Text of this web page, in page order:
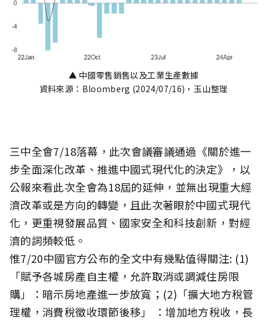
▲ 中國零售銷售以及工業生產數據
資料來源：Bloomberg (2024/07/16)，玉山整理
三中全會7/18落幕，此次會議審議通過《關於進一
步全面深化改革、推進中國式現代化的決定》，以
公報來看此次全會為18屆的延伸，並無出現重大經
濟改革或是方向的轉變，且此次著眼於中國式現代
化，更重視發展品質、國家安全和科技創新，對經
濟的詞頻較低。
惟7/20中國官方公布的全文中有幾點值得關注: (1)
「賦予各城房產自主權，允許取消或調減住房限
購」：暗示房地產進一步放寬；(2)「擴大地方稅管
理權，消費稅徵收環節後移」 ：增加地方稅收，長